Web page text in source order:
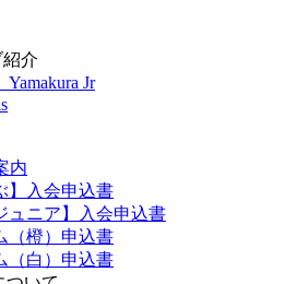
紹介
Jr
内
】入会申込書
ュニア】入会申込書
（橙）申込書
（白）申込書